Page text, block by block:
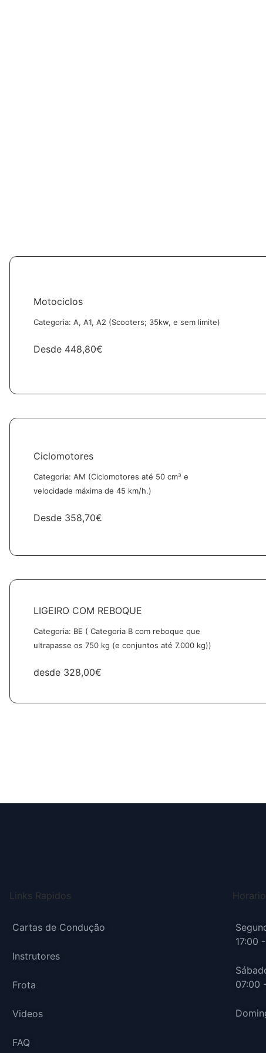
Motociclos
Categoria: A, A1, A2 (Scooters; 35kw, e sem limite)
Desde 448,80€
Ciclomotores
Categoria: AM (Ciclomotores até 50 cm³ e
velocidade máxima de 45 km/h.)
Desde 358,70€
LIGEIRO COM REBOQUE
Categoria: BE ( Categoria B com reboque que
ultrapasse os 750 kg (e conjuntos até 7.000 kg))
desde 328,00€
Links Rapidos
Cartas de Condução
Instrutores
Frota
Videos
FAQ
Horario
17:00
07:00